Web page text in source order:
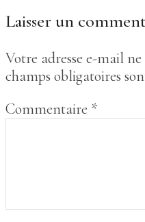
Laisser un
Votre adresse e-mail ne
champs obligatoires
Commentaire *